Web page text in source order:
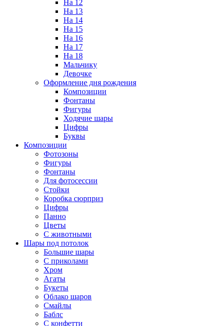
На 12
На 13
На 14
На 15
На 16
На 17
На 18
Мальчику
Девочке
Оформление дня рождения
Композиции
Фонтаны
Фигуры
Ходячие шары
Цифры
Буквы
Композиции
Фотозоны
Фигуры
Фонтаны
Для фотосессии
Стойки
Коробка сюрприз
Цифры
Панно
Цветы
С животными
Шары под потолок
Большие шары
С приколами
Хром
Агаты
Букеты
Облако шаров
Смайлы
Баблс
С конфетти